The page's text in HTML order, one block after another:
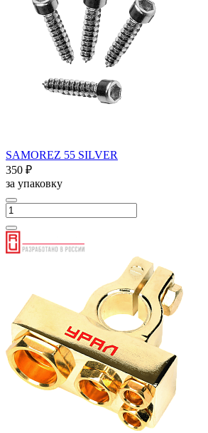
SAMOREZ 55 SILVER
350 ₽
за упаковку